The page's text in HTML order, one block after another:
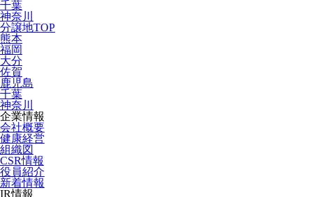
千葉
神奈川
分譲地TOP
熊本
福岡
大分
佐賀
鹿児島
千葉
神奈川
企業情報
会社概要
健康経営
組織図
CSR情報
役員紹介
新着情報
IR情報